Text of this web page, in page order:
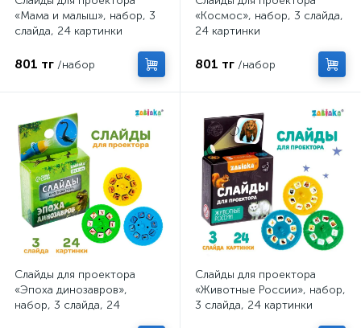
«Мама и малыш», набор, 3
слайда, 24 картинки
801 тг /набор
«Космос», набор, 3 слайда,
24 картинки
801 тг /набор
Слайды для проектора
«Эпоха динозавров»,
набор, 3 слайда, 24
Слайды для проектора
«Животные России», набор,
3 слайда, 24 картинки